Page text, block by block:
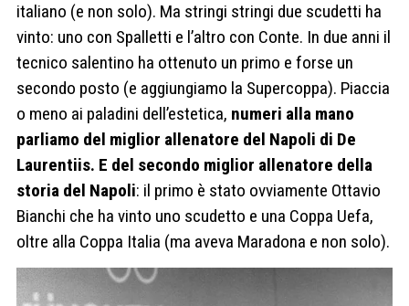
italiano (e non solo). Ma stringi stringi due scudetti ha
vinto: uno con Spalletti e l’altro con Conte. In due anni il
tecnico salentino ha ottenuto un primo e forse un
secondo posto (e aggiungiamo la Supercoppa). Piaccia
o meno ai paladini dell’estetica, numeri alla mano
parliamo del miglior allenatore del Napoli di De
Laurentiis. E del secondo miglior allenatore della
storia del Napoli: il primo è stato ovviamente Ottavio
Bianchi che ha vinto uno scudetto e una Coppa Uefa,
oltre alla Coppa Italia (ma aveva Maradona e non solo).